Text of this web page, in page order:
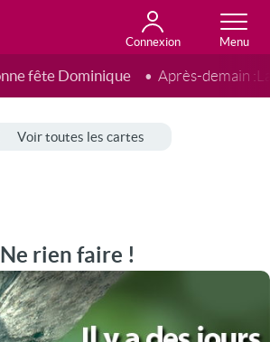
Connexion
fête Dominique Après-demain :
Voir toutes les cartes
Ne rien faire !